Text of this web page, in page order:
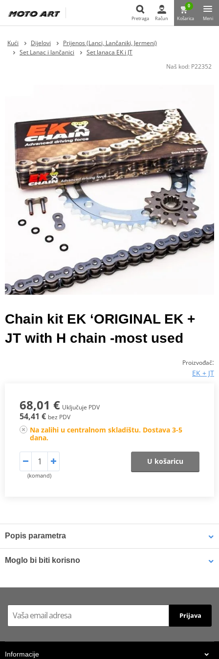
Pretraga Račun
0
Košarica Meni
Kući Dijelovi
Prijenos (Lanci, Lančaniki, Jermeni)
Set Lanac i lančanici
Set lanaca EK i JT
Naš kod: P22352
Chain kit EK ‘ORIGINAL EK +
JT with H chain -most used
Proizvođač:
EK + JT
68,01 € Uključuje PDV
54,41 € bez PDV
Na zalihi u centralnom skladištu. Dostava 3-5
dana.
(komand)
U košaricu
Popis parametra
Proizvođač
Original number of
Number of chain
links
Original number of
teeth
Moglo bi biti korisno
Prijava
Informacije